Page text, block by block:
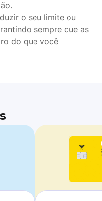
o seu limite ou
sempre que as
do que você